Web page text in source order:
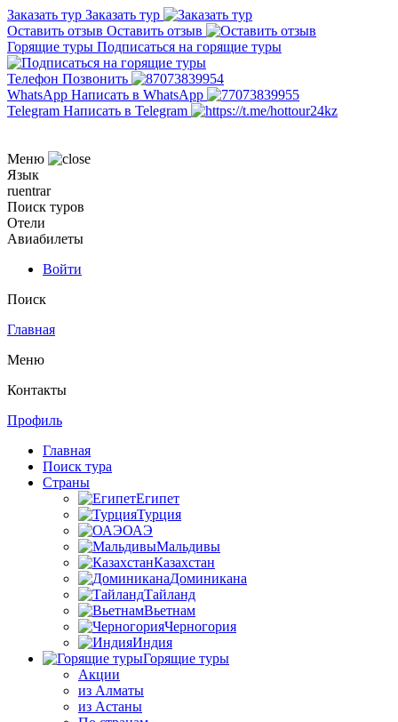
Заказать тур Заказать тур
Оставить отзыв Оставить отзыв
Горящие туры Подписаться на горящие туры
Телефон Позвонить
WhatsApp Написать в WhatsApp
Telegram Написать в Telegram
Меню
Язык
ruentrar
Поиск туров
Отели
Авиабилеты
Войти
Поиск
Главная
Меню
Контакты
Профиль
Главная
Поиск тура
Страны
Египет
Турция
ОАЭ
Мальдивы
Казахстан
Доминикана
Тайланд
Вьетнам
Черногория
Индия
Горящие туры
Акции
из Алматы
из Астаны